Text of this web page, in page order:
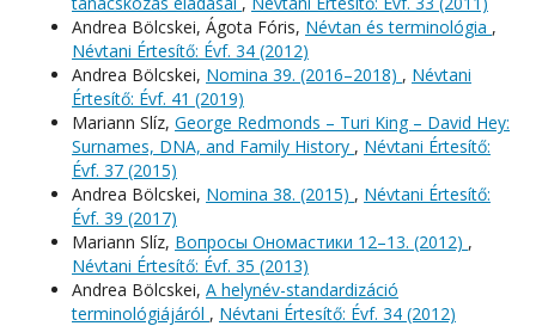
Andrea Bölcskei, Ágota Fóris, Névtan és terminológia ,
Névtani Értesítő: Évf. 34 (2012)
Andrea Bölcskei, Nomina 39. (2016–2018) , Névtani
Értesítő: Évf. 41 (2019)
Mariann Slíz, George Redmonds – Turi King – David Hey:
Surnames, DNA, and Family History , Névtani Értesítő:
Évf. 37 (2015)
Andrea Bölcskei, Nomina 38. (2015) , Névtani Értesítő:
Évf. 39 (2017)
Mariann Slíz, Вопросы Ономастики 12–13. (2012) ,
Névtani Értesítő: Évf. 35 (2013)
Andrea Bölcskei, A helynév-standardizáció
terminológiájáról , Névtani Értesítő: Évf. 34 (2012)